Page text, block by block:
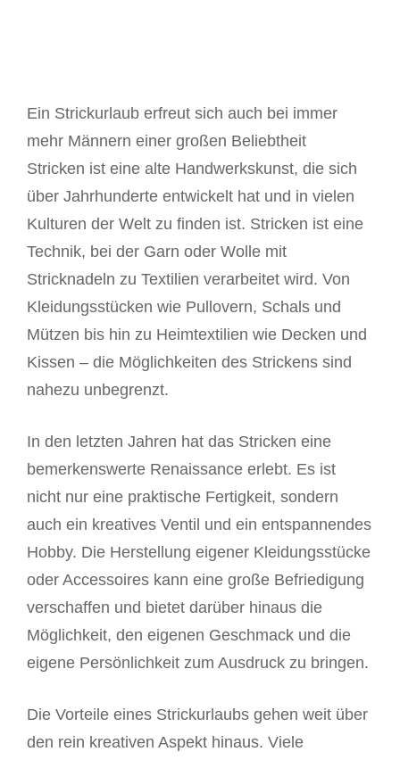
Ein Strickurlaub erfreut sich auch bei immer
mehr Männern einer großen Beliebtheit
Stricken ist eine alte Handwerkskunst, die sich
über Jahrhunderte entwickelt hat und in vielen
Kulturen der Welt zu finden ist. Stricken ist eine
Technik, bei der Garn oder Wolle mit
Stricknadeln zu Textilien verarbeitet wird. Von
Kleidungsstücken wie Pullovern, Schals und
Mützen bis hin zu Heimtextilien wie Decken und
Kissen – die Möglichkeiten des Strickens sind
nahezu unbegrenzt.
In den letzten Jahren hat das Stricken eine
bemerkenswerte Renaissance erlebt. Es ist
nicht nur eine praktische Fertigkeit, sondern
auch ein kreatives Ventil und ein entspannendes
Hobby. Die Herstellung eigener Kleidungsstücke
oder Accessoires kann eine große Befriedigung
verschaffen und bietet darüber hinaus die
Möglichkeit, den eigenen Geschmack und die
eigene Persönlichkeit zum Ausdruck zu bringen.
Die Vorteile eines Strickurlaubs gehen weit über
den rein kreativen Aspekt hinaus. Viele